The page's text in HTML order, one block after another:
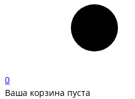
0
Ваша корзина пуста